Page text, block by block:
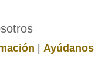
| Ayúdanos